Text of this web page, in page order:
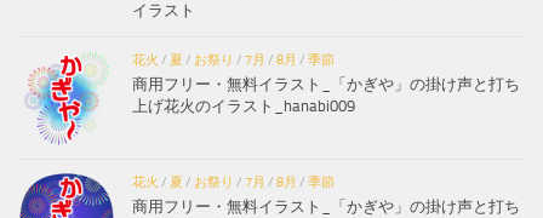
イラスト
花火 / 夏 / お祭り / 7月 / 8月 / 季節
商用フリー・無料イラスト_「かぎや」の掛け声と打ち
上げ花火のイラスト_hanabi009
花火 / 夏 / お祭り / 7月 / 8月 / 季節
商用フリー・無料イラスト_「かぎや」の掛け声と打ち